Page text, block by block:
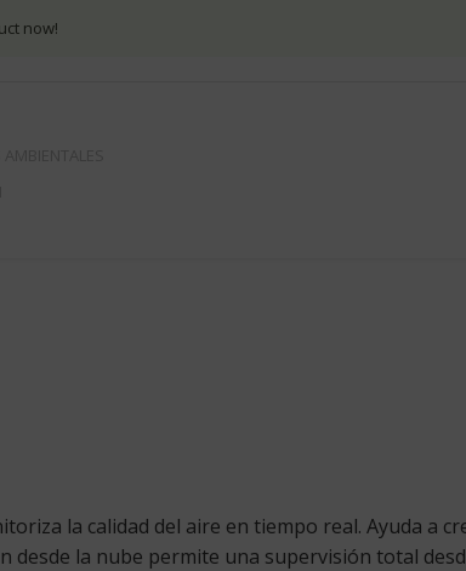
now!
la calidad del aire en tiempo real. Ayuda a
desde la nube permite una supervisión total